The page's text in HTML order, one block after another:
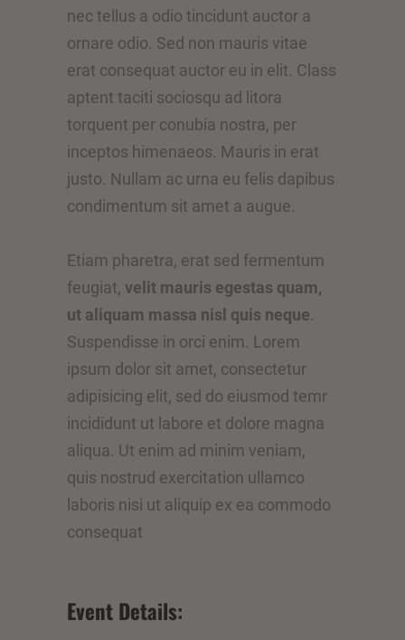
nec tellus a odio tincidunt auctor a
ornare odio. Sed non mauris vitae
erat consequat auctor eu in elit. Class
aptent taciti sociosqu ad litora
torquent per conubia nostra, per
inceptos himenaeos. Mauris in erat
justo. Nullam ac urna eu felis dapibus
condimentum sit amet a augue.
Etiam pharetra, erat sed fermentum
feugiat, velit mauris egestas quam,
ut aliquam massa nisl quis neque.
Suspendisse in orci enim. Lorem
ipsum dolor sit amet, consectetur
adipisicing elit, sed do eiusmod temr
incididunt ut labore et dolore magna
aliqua. Ut enim ad minim veniam,
quis nostrud exercitation ullamco
laboris nisi ut aliquip ex ea commodo
consequat
Event Details: